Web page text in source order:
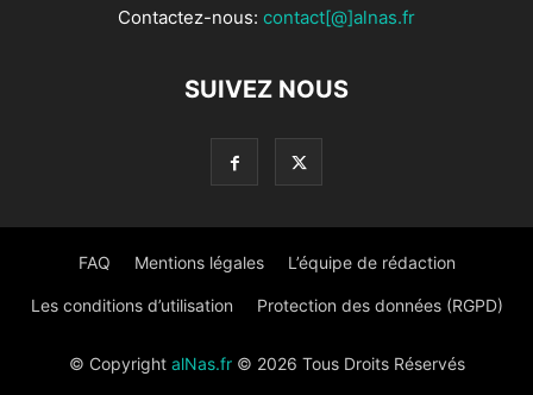
Contactez-nous: contact[@]alnas.fr
SUIVEZ NOUS
FAQ Mentions légales L’équipe de rédaction
Les conditions d’utilisation Protection des données (RGPD)
© Copyright alNas.fr© 2026 Tous Droits Réservés